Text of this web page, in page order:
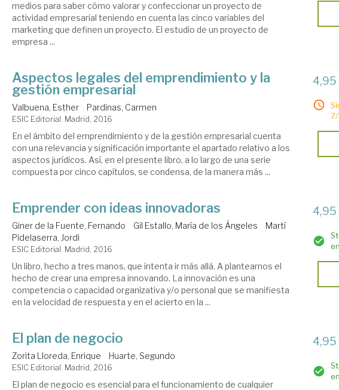
medios para saber cómo valorar y confeccionar un proyecto de
actividad empresarial teniendo en cuenta las cinco variables del
marketing que definen un proyecto. El estudio de un proyecto de
empresa ...
Aspectos legales del emprendimiento y la
gestión empresarial
Valbuena, Esther Pardinas, Carmen
ESIC Editorial. Madrid, 2016
En el ámbito del emprendimiento y de la gestión empresarial cuenta
con una relevancia y significación importante el apartado relativo a los
aspectos jurídicos. Así, en el presente libro, a lo largo de una serie
compuesta por cinco capítulos, se condensa, de la manera más ...
4,95
7/
Emprender con ideas innovadoras
Giner de la Fuente, Fernando Gil Estallo, María de los Ángeles
Martí
Pidelaserra, Jordi
ESIC Editorial. Madrid, 2016
Un libro, hecho a tres manos, que intenta ir más allá. A plantearnos el
hecho de crear una empresa innovando. La innovación es una
competencia o capacidad organizativa y/o personal que se manifiesta
en la velocidad de respuesta y en el acierto en la ...
4,95
El plan de negocio
Zorita Lloreda, Enrique Huarte, Segundo
ESIC Editorial. Madrid, 2016
El plan de negocio es esencial para el funcionamiento de cualquier
4,95